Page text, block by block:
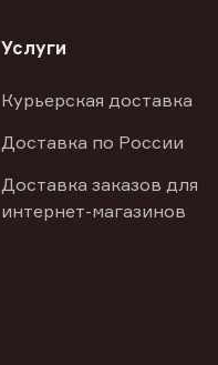
Услуги
Курьерская доставка
Доставка по России
Доставка заказов для
интернет-магазинов